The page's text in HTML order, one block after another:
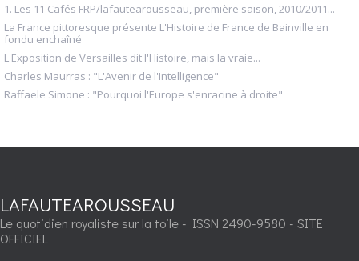
1. Les 11 Cafés FRP/lafautearousseau, première saison, 2010/2011...
La France pittoresque présente L'Histoire de France de Bainville en
fondu enchaîné
L'Exposition de Versailles dit l'Histoire, mais la vraie...
Charles Maurras : "L'Avenir de l'Intelligence"
Raffaele Simone : "Pourquoi l'Europe s'enracine à droite"
LAFAUTEAROUSSEAU
Le quotidien royaliste sur la toile - ISSN 2490-9580 - SITE
OFFICIEL